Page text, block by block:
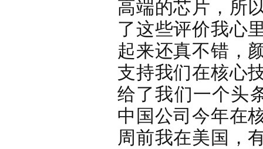
高端的芯片，所
了这些评价我心
起来还真不错，
支持我们在核心
给了我们一个头
中国公司今年在
周前我在美国，